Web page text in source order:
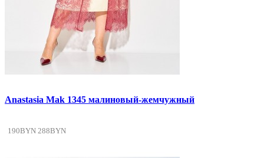
Anastasia Mak 1345 малиновый-жемчужный
190BYN 288BYN